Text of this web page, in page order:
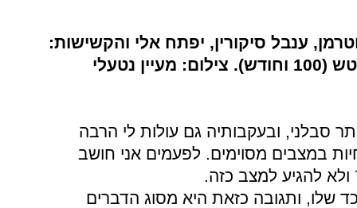
ענבל סיקורין, יפתח אלי והקשישות:
כרמלה פורטובלי (81) וברטה קרטש (100 וחודש). צילום: מעיין נטעלי
סבלני, ובעקבותיה גם עולות לי הרבה
במצבים מסוימים. לפעמים אני חושב
שלו, ותגובה כזאת היא מסוג הדברים